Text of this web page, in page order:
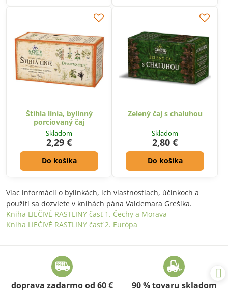
Štíhla línia, bylinný
porciovaný čaj
Skladom
2,29 €
Do košíka
Zelený čaj s chaluhou
Skladom
2,80 €
Do košíka
Viac informácií o bylinkách, ich vlastnostiach, účinkoch a
použití sa dozviete v knihách pána Valdemara Grešíka.
Kniha LIEČIVÉ RASTLINY časť 1. Čechy a Morava
Kniha LIEČIVÉ RASTLINY časť 2. Európa
doprava zadarmo od 60 € 90 % tovaru skladom